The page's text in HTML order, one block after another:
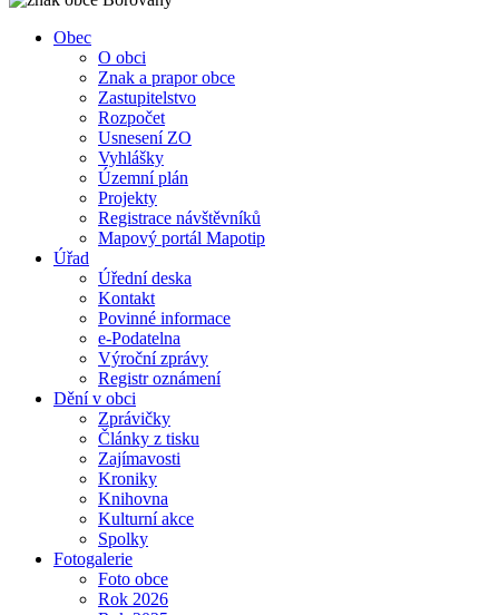
Obec
O obci
Znak a prapor obce
Zastupitelstvo
Rozpočet
Usnesení ZO
Vyhlášky
Územní plán
Projekty
Registrace návštěvníků
Mapový portál Mapotip
Úřad
Úřední deska
Kontakt
Povinné informace
e-Podatelna
Výroční zprávy
Registr oznámení
Dění v obci
Zprávičky
Články z tisku
Zajímavosti
Kroniky
Knihovna
Kulturní akce
Spolky
Fotogalerie
Foto obce
Rok 2026